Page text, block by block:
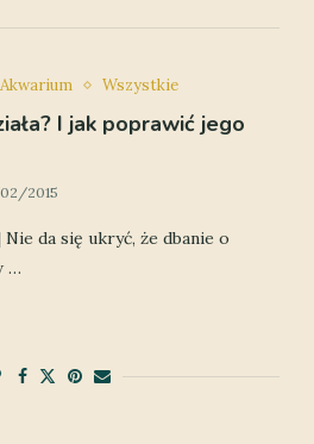
Wszystkie
I jak poprawić jego
2015
da się ukryć, że dbanie o
…